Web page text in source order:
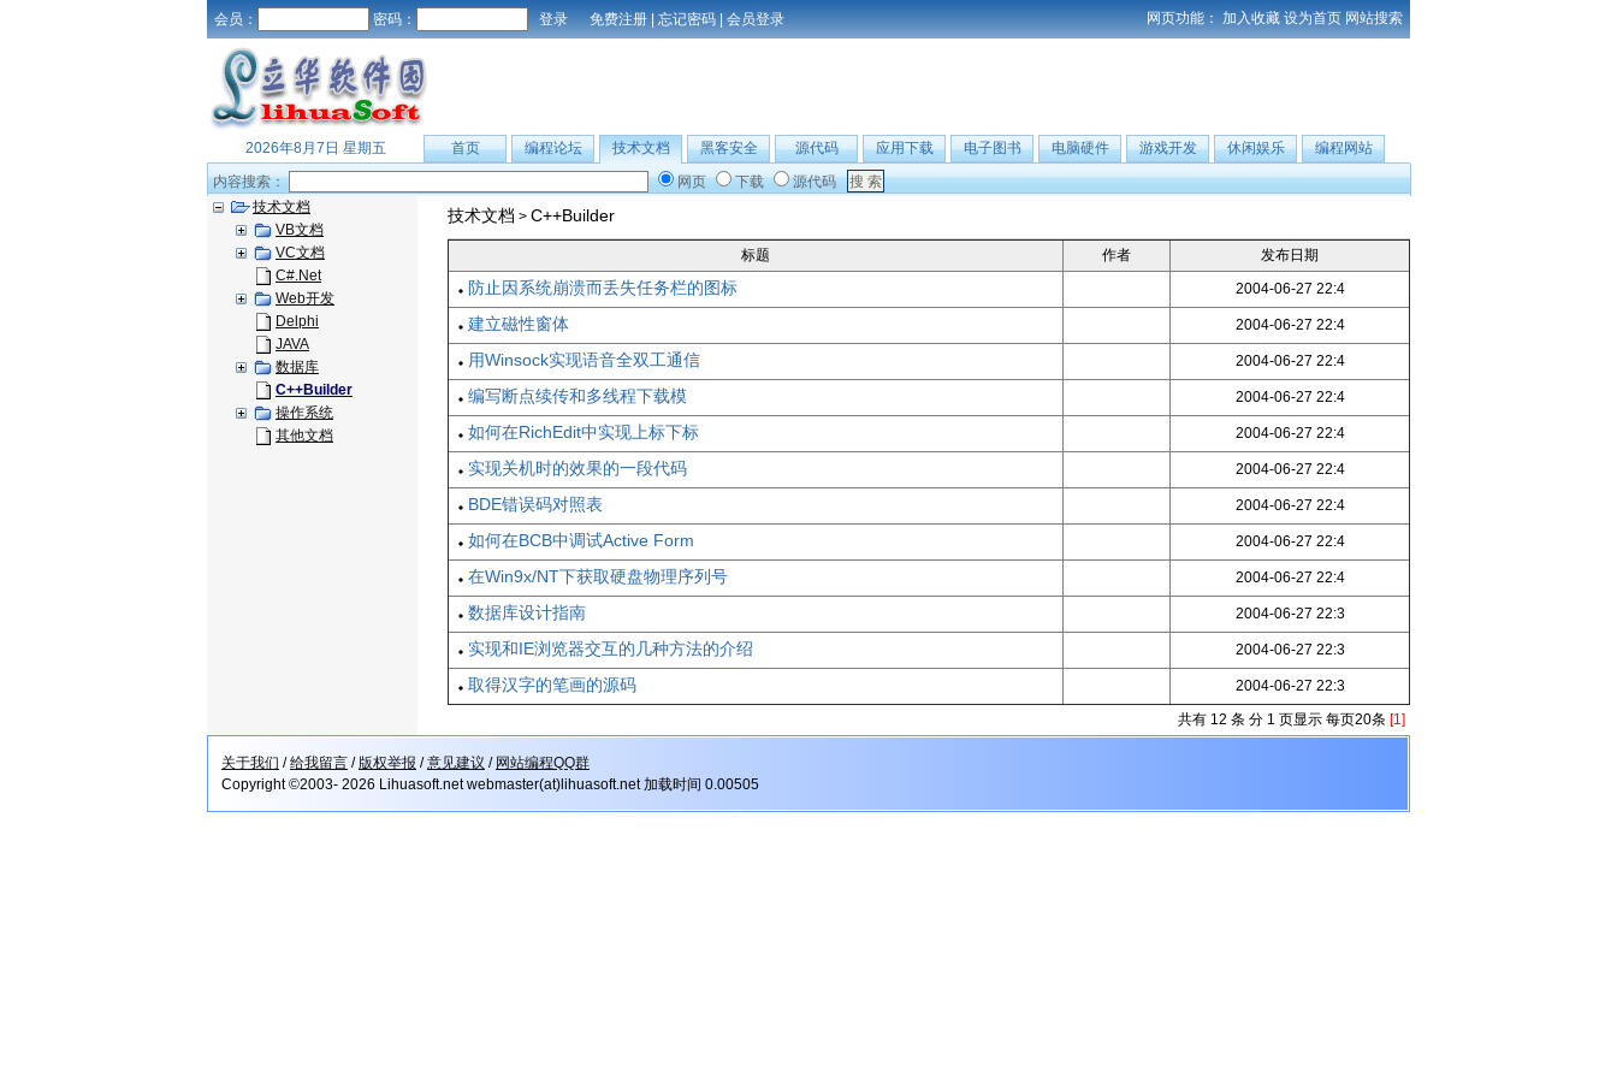
会员： 密码： 免费注册 | 忘记密码 | 会员登录 网页功能： 加入收藏 设为首页 网站搜索
2026年8月7日 星期五 首页 编程论坛 技术文档 黑客安全 源代码 应用下载 电子图书 电脑硬件 游戏开发 休闲娱乐
编程网站
内容搜索：
网页 下载
源代码
技术文档
VB文档
VC文档
C#.Net
Web开发
Delphi
JAVA
数据库
C++Builder
操作系统
其他文档
技术文档 > C++Builder
标题 作者 发布日期
防止因系统崩溃而丢失任务栏的图标 2004-06-27 22:4
建立磁性窗体 2004-06-27 22:4
用Winsock实现语音全双工通信 2004-06-27 22:4
编写断点续传和多线程下载模 2004-06-27 22:4
如何在RichEdit中实现上标下标 2004-06-27 22:4
实现关机时的效果的一段代码 2004-06-27 22:4
BDE错误码对照表 2004-06-27 22:4
如何在BCB中调试Active Form 2004-06-27 22:4
在Win9x/NT下获取硬盘物理序列号 2004-06-27 22:4
数据库设计指南 2004-06-27 22:3
实现和IE浏览器交互的几种方法的介绍 2004-06-27 22:3
取得汉字的笔画的源码
2004-06-27 22:3
共有 12 条 分 1 页显示 每页20条 [1]
关于我们 /给我留言 /版权举报 /意见建议 / 网站编程QQ群
Copyright ©2003- 2026 Lihuasoft.net webmaster(at)lihuasoft.net 加载时间 0.00505